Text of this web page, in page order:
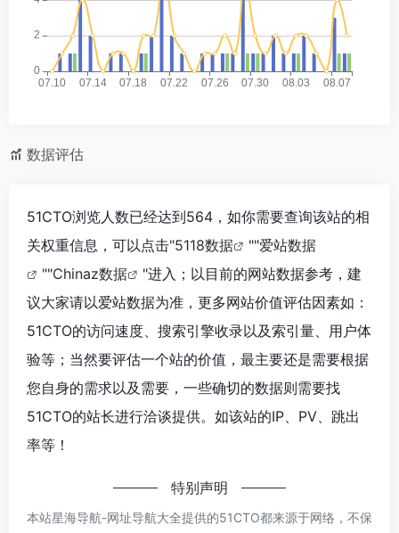
数据评估
51CTO浏览人数已经达到564，如你需要查询该站的相
关权重信息，可以点击"5118数据 ""爱站数据
""Chinaz数据
"进入；以目前的网站数据参考，建
议大家请以爱站数据为准，更多网站价值评估因素如：
51CTO的访问速度、搜索引擎收录以及索引量、用户体
验等；当然要评估一个站的价值，最主要还是需要根据
您自身的需求以及需要，一些确切的数据则需要找
51CTO的站长进行洽谈提供。如该站的IP、PV、跳出
率等！
特别声明
本站星海导航-网址导航大全提供的51CTO都来源于网络，不保